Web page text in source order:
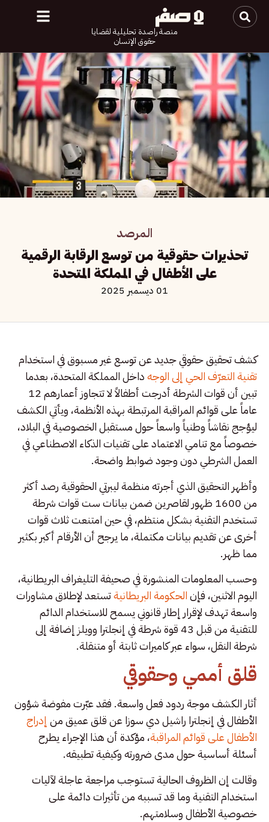
منصة راصدة تحليلية لقضايا
حقوق الإنسان
المرصد
تحذيرات حقوقية من توسع الرقابة الرقمية
على الأطفال في المملكة المتحدة
01 ديسمبر 2025
كشف تحقيق حقوقي جديد عن توسع غير مسبوق في استخدام
تقنية التعرّف الحي إلى الوجهداخل المملكة المتحدة، بعدما
تبين أن قوات الشرطة أدرجت أطفالاً لا تتجاوز أعمارهم 12
عاماً على قوائم المراقبة المرتبطة بهذه الأنظمة، ويأتي الكشف
ليؤجج نقاشاً وطنياً واسعاً حول مستقبل الخصوصية في البلاد،
خصوصاً مع تنامي الاعتماد على تقنيات الذكاء الاصطناعي في
العمل الشرطي دون وجود ضوابط واضحة.
وأظهر التحقيق الذي أجرته منظمة ليبرتي الحقوقية رصد أكثر
من 1600 ظهور لقاصرين ضمن بيانات ست قوات شرطة
تستخدم التقنية بشكل منتظم، في حين امتنعت ثلاث قوات
أخرى عن تقديم بيانات مكتملة، ما يرجح أن الأرقام أكبر بكثير
مما ظهر.
وحسب المعلومات المنشورة في صحيفة التليغراف البريطانية،
اليوم الاثنين، فإنالحكومة البريطانيةتستعد لإطلاق مشاورات
واسعة تهدف لإقرار إطار قانوني يسمح للاستخدام الدائم
للتقنية من قبل 43 قوة شرطة في إنجلترا وويلز إضافة إلى
شرطة النقل، سواء عبر كاميرات ثابتة أو متنقلة.
قلق أممي وحقوقي
أثار الكشف موجة ردود فعل واسعة. فقد عبّرت مفوضة شؤون
الأطفال في إنجلترا راشيل دي سوزا عن قلق عميق منإدراج
الأطفال على قوائم المراقبة، مؤكدة أن هذا الإجراء يطرح
أسئلة أساسية حول مدى ضرورته وكيفية تطبيقه.
وقالت إن الظروف الحالية تستوجب مراجعة عاجلة لآليات
استخدام التقنية وما قد تسببه من تأثيرات دائمة على
خصوصية الأطفال وسلامتهم.